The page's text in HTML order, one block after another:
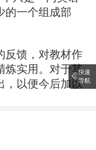
的一个组成部
反馈，对教材作
炼实用。对于其
，以便今后加以
快速
导航